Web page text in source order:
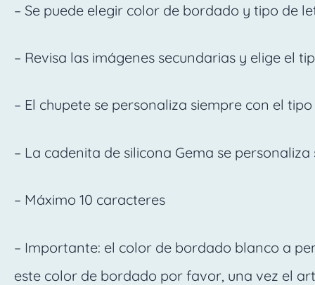
– Se puede elegir color de bordado y tipo de
– Revisa las imágenes secundarias y elige el
– El chupete se personaliza siempre con el
– La cadenita de silicona Gema se
– Máximo 10 caracteres
– Importante: el color de bordado blanco a
este color de bordado por favor, una vez el